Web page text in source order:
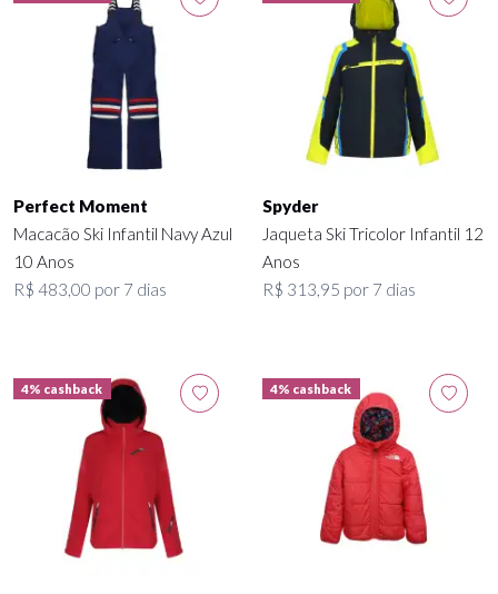
Perfect Moment
Macacão Ski Infantil Navy Azul
10 Anos
R$ 483,00 por 7 dias
Spyder
Jaqueta Ski Tricolor Infantil 12
Anos
R$ 313,95 por 7 dias
4% cashback 4% cashback